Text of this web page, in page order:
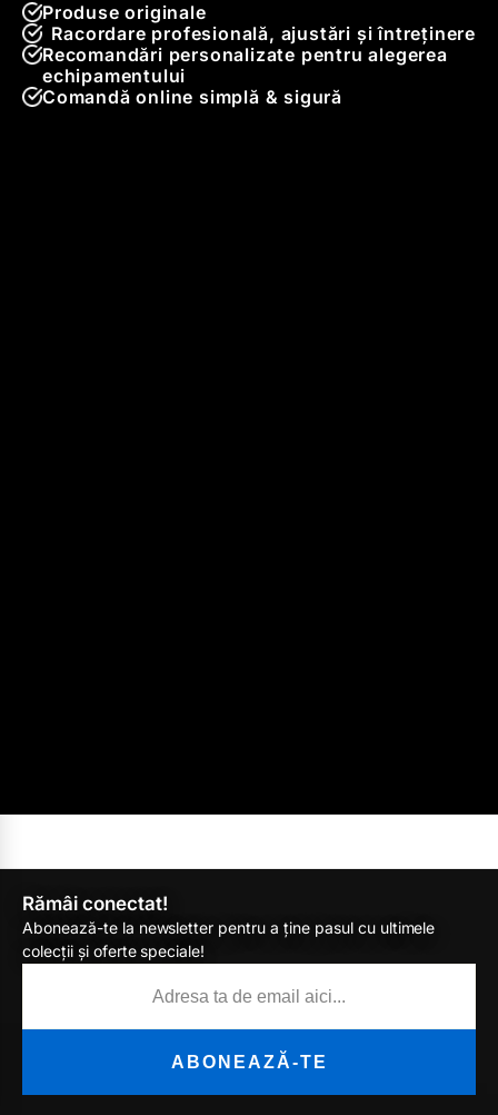
Produse originale
Racordare profesională, ajustări și întreținere
Recomandări personalizate pentru alegerea
echipamentului
Comandă online simplă & sigură
Rămâi conectat!
Abonează-te la newsletter pentru a ține pasul cu ultimele
colecții și oferte speciale!
ABONEAZĂ-TE